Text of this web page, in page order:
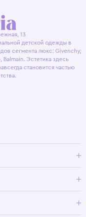
13
детской одежды в
сегмента люкс: Givenchy,
Эстетика здесь
становится частью